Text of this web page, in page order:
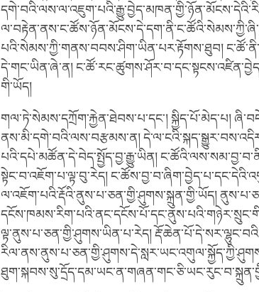
པའི་སེམས་ཀྱི་གནས་བབས་ཤིག་ཡིན་པར་རྟོགས་ཐུབ།
དེ་གང་ཡིན་ཞེ་ན།
གི་ཡོད།
གལ་ཏེ་སེམས་དཀྲོག་རྐྱེན་ཐེབས་པ་དང་། སྐྱིད་པོ་མེད་པ།
ནས་མི་དགེ་བའི་ལས་བརྩམས་ན།
པའི་དཔེ་མཚོན་དེ་བེད་སྤྱོད་བྱ་རྒྱུ་ཡིན།
སྟེང་བ་འཇོག་པ་ལྟ་བུ་རེད།
ལ་འཇོག་པའི་རྡོའི་ནུས་པ་ཅན་གྱི་ཤུགས་སྐྲུན་གྱི་ཡོད།
ལྟ་ནུས་པ་ཅན་གྱི་ཤུགས་ཡིན་པ་རེད།